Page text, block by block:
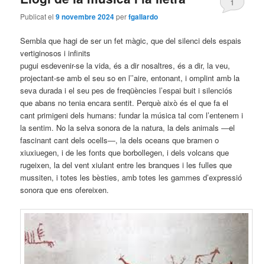
Publicat el9 novembre 2024perfgallardo
1
Sembla que hagi de ser un fet màgic, que del silenci dels espais
vertiginosos i infinits
pugui esdevenir-se la vida, és a dir nosaltres, és a dir, la veu,
projectant-se amb el seu so en l’’aire, entonant, i omplint amb la
seva durada i el seu pes de freqüències l’espai buit i silenciós
que abans no tenia encara sentit. Perquè això és el que fa el
cant primigeni dels humans: fundar la música tal com l’entenem i
la sentim. No la selva sonora de la natura, la dels animals ―el
fascinant cant dels ocells―, la dels oceans que bramen o
xiuxiuegen, i de les fonts que borbollegen, i dels volcans que
rugeixen, la del vent xiulant entre les branques i les fulles que
mussiten, i totes les bèsties, amb totes les gammes d’expressió
sonora que ens ofereixen.